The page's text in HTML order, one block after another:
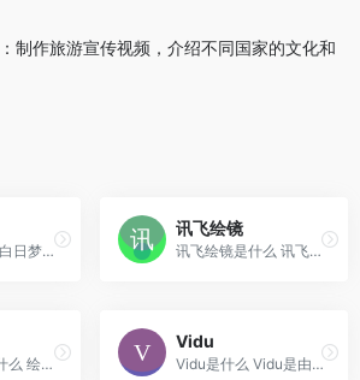
：制作旅游宣传视频，介绍不同国家的文化和
白日梦是什么 白日梦AI是光魔...
讯飞绘镜
讯飞绘镜是什么 讯飞绘镜（原...
绘蛙AI视频是什么 绘蛙AI视频...
Vidu
Vidu是什么 Vidu是由生数科技...